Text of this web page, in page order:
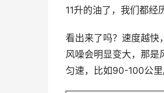
11升的油了，我们都经
看出来了吗？速度越快
风噪会明显变大，那是
匀速，比如90-100公